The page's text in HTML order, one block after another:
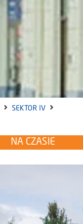
SEKTOR IV
NA CZASIE